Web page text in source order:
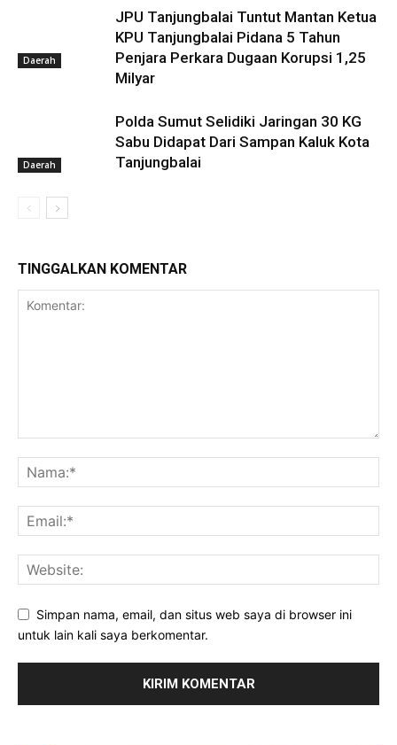
Daerah
JPU Tanjungbalai Tuntut Mantan Ketua
KPU Tanjungbalai Pidana 5 Tahun
Penjara Perkara Dugaan Korupsi 1,25
Milyar
Daerah
Polda Sumut Selidiki Jaringan 30 KG
Sabu Didapat Dari Sampan Kaluk Kota
Tanjungbalai
TINGGALKAN KOMENTAR
Simpan nama, email, dan situs web saya di browser ini
untuk lain kali saya berkomentar.